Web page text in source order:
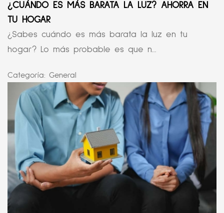
¿CUÁNDO ES MÁS BARATA LA LUZ? AHORRA EN
TU HOGAR
¿Sabes cuándo es más barata la luz en tu
hogar? Lo más probable es que n...
Categoría: General